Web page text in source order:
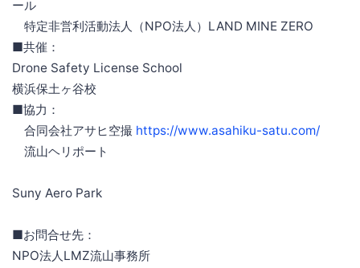
ール
特定非営利活動法人（NPO法人）LAND MINE ZERO
■共催：
Drone Safety License School
横浜保土ヶ谷校
■協力：
合同会社アサヒ空撮 https://www.asahiku-satu.com/
流山ヘリポート
Suny Aero Park
■お問合せ先：
NPO法人LMZ流山事務所